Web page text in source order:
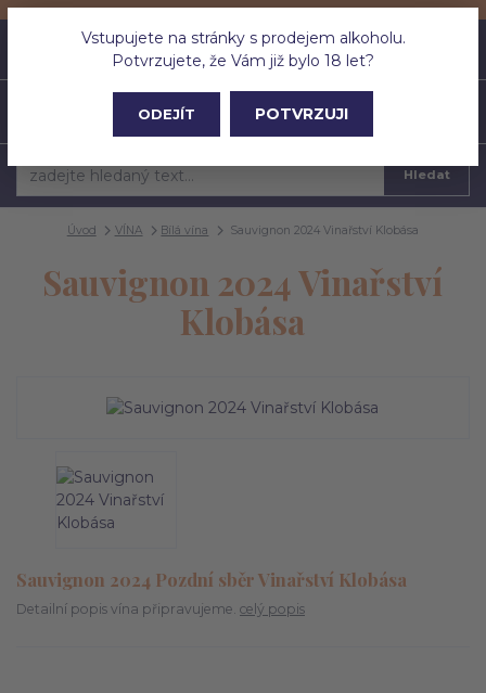
Vstupujete na stránky s prodejem alkoholu.
Potvrzujete, že Vám již bylo 18 let?
ODEJÍT POTVRZUJI
CZK
Hledat
Úvod VÍNA Bílá vína Sauvignon 2024 Vinařství Klobása
Sauvignon 2024 Vinařství
Klobása
Sauvignon 2024 Pozdní sběr Vinařství Klobása
Detailní popis vína připravujeme. celý popis